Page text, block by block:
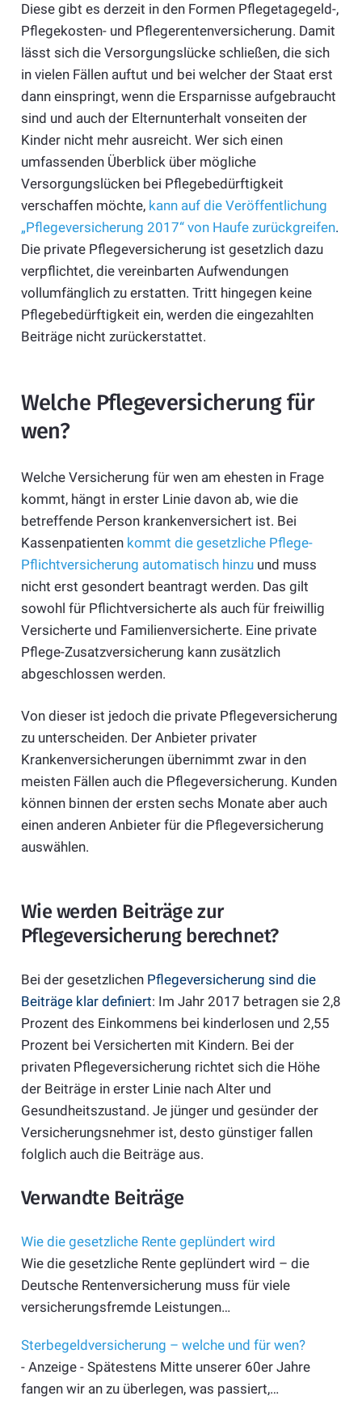
Diese gibt es derzeit in den Formen Pflegetagegeld-,
Pflegekosten- und Pflegerentenversicherung. Damit
lässt sich die Versorgungslücke schließen, die sich
in vielen Fällen auftut und bei welcher der Staat erst
dann einspringt, wenn die Ersparnisse aufgebraucht
sind und auch der Elternunterhalt vonseiten der
Kinder nicht mehr ausreicht. Wer sich einen
umfassenden Überblick über mögliche
Versorgungslücken bei Pflegebedürftigkeit
verschaffen möchte, kann auf die Veröffentlichung
„Pflegeversicherung 2017“ von Haufe zurückgreifen.
Die private Pflegeversicherung ist gesetzlich dazu
verpflichtet, die vereinbarten Aufwendungen
vollumfänglich zu erstatten. Tritt hingegen keine
Pflegebedürftigkeit ein, werden die eingezahlten
Beiträge nicht zurückerstattet.
Welche Pflegeversicherung für
wen?
Welche Versicherung für wen am ehesten in Frage
kommt, hängt in erster Linie davon ab, wie die
betreffende Person krankenversichert ist. Bei
Kassenpatienten kommt die gesetzliche Pflege-
Pflichtversicherung automatisch hinzuund muss
nicht erst gesondert beantragt werden. Das gilt
sowohl für Pflichtversicherte als auch für freiwillig
Versicherte und Familienversicherte. Eine private
Pflege-Zusatzversicherung kann zusätzlich
abgeschlossen werden.
Von dieser ist jedoch die private Pflegeversicherung
zu unterscheiden. Der Anbieter privater
Krankenversicherungen übernimmt zwar in den
meisten Fällen auch die Pflegeversicherung. Kunden
können binnen der ersten sechs Monate aber auch
einen anderen Anbieter für die Pflegeversicherung
auswählen.
Wie werden Beiträge zur
Pflegeversicherung berechnet?
Bei der gesetzlichen Pflegeversicherung sind die
Beiträge klar definiert: Im Jahr 2017 betragen sie 2,8
Prozent des Einkommens bei kinderlosen und 2,55
Prozent bei Versicherten mit Kindern. Bei der
privaten Pflegeversicherung richtet sich die Höhe
der Beiträge in erster Linie nach Alter und
Gesundheitszustand. Je jünger und gesünder der
Versicherungsnehmer ist, desto günstiger fallen
folglich auch die Beiträge aus.
Verwandte Beiträge
Wie die gesetzliche Rente geplündert wird
Wie die gesetzliche Rente geplündert wird – die
Deutsche Rentenversicherung muss für viele
versicherungsfremde Leistungen…
Sterbegeldversicherung – welche und für wen?
- Anzeige - Spätestens Mitte unserer 60er Jahre
fangen wir an zu überlegen, was passiert,…